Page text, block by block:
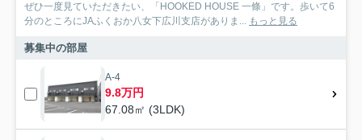
ぜひ一度見ていただきたい、「HOOKED HOUSE 一條」です。歩いて6
分のところにJAふくおか八女下広川支店がありま... もっと見る
募集中の部屋
A-4
9.8万円
67.08㎡ (3LDK)